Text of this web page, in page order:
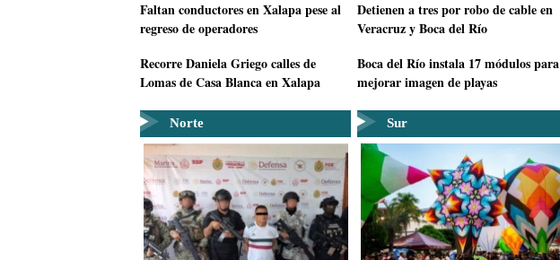
Faltan conductores en Xalapa pese al
regreso de operadores
Recorre Daniela Griego calles de
Lomas de Casa Blanca en Xalapa
Detienen a tres por robo de cable en
Veracruz y Boca del Río
Boca del Río instala 17 módulos para
mejorar imagen de playas
Norte Sur